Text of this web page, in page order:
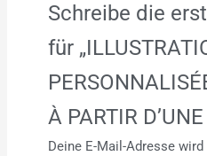
Schreibe die
für
À PARTIR
Deine E-Mail-Adresse